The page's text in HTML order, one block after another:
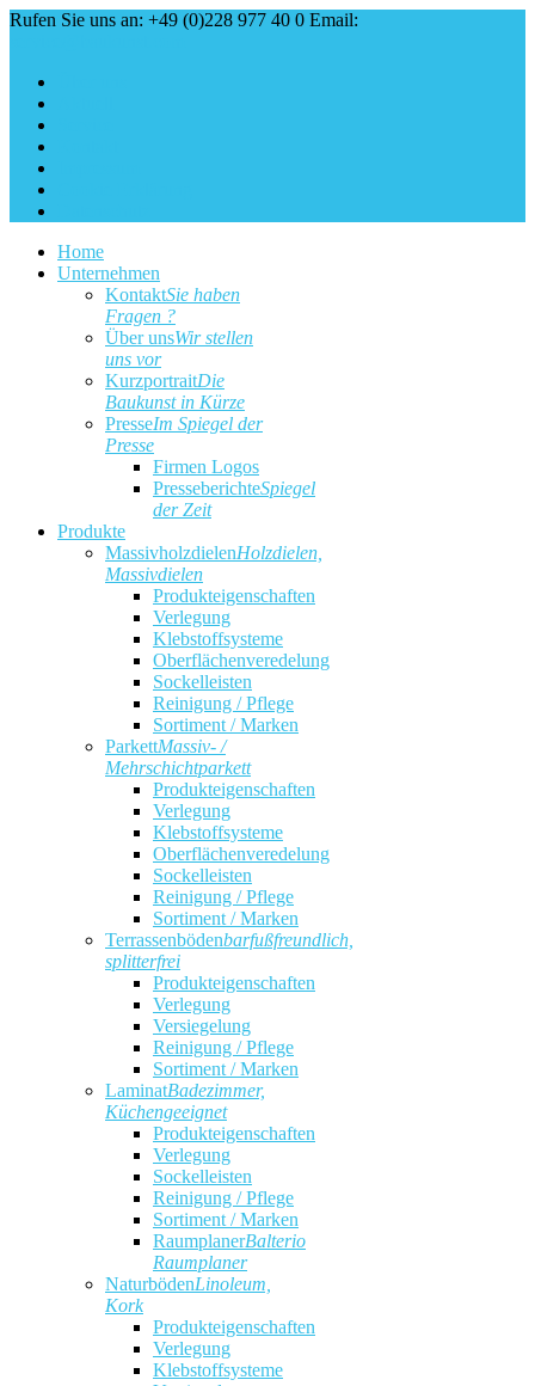
Rufen Sie uns an: +49 (0)228 977 40 0 Email:
Home
Unternehmen
KontaktSie haben
Fragen ?
Über unsWir stellen
uns vor
KurzportraitDie
Baukunst in Kürze
PresseIm Spiegel der
Presse
Firmen Logos
PresseberichteSpiegel
der Zeit
Produkte
MassivholzdielenHolzdielen,
Massivdielen
Produkteigenschaften
Verlegung
Klebstoffsysteme
Oberflächenveredelung
Sockelleisten
Reinigung / Pflege
Sortiment / Marken
ParkettMassiv- /
Mehrschichtparkett
Produkteigenschaften
Verlegung
Klebstoffsysteme
Oberflächenveredelung
Sockelleisten
Reinigung / Pflege
Sortiment / Marken
Terrassenbödenbarfußfreundlich,
splitterfrei
Produkteigenschaften
Verlegung
Versiegelung
Reinigung / Pflege
Sortiment / Marken
LaminatBadezimmer,
Küchengeeignet
Produkteigenschaften
Verlegung
Sockelleisten
Reinigung / Pflege
Sortiment / Marken
RaumplanerBalterio
Raumplaner
NaturbödenLinoleum,
Kork
Produkteigenschaften
Verlegung
Klebstoffsysteme